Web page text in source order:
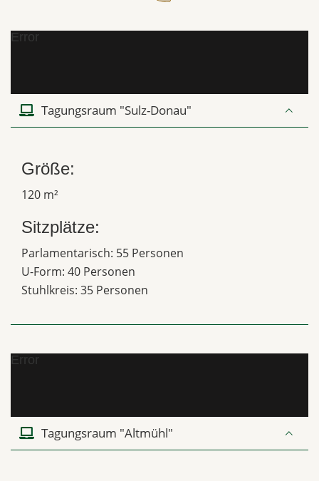
Error
Tagungsraum "Sulz-Donau"
Größe:
120 m²
Sitzplätze:
Parlamentarisch: 55 Personen
U-Form: 40 Personen
Stuhlkreis: 35 Personen
Error
Tagungsraum "Altmühl"